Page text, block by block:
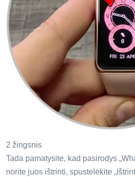
2 žingsnis
Tada pamatysite, kad pasirodys
norite juos ištrinti, spustelėkite